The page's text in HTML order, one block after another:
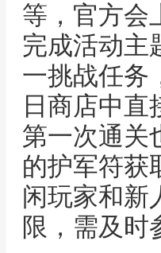
等，官方会
完成活动主
一挑战任务
日商店中
第一次通关
的护军符获
闲玩家和新
限，需及时